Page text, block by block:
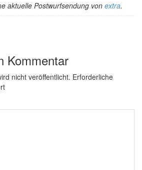
aktuelle Postwurfsendung von extra.
Kommentar
nicht veröffentlicht. Erforderliche